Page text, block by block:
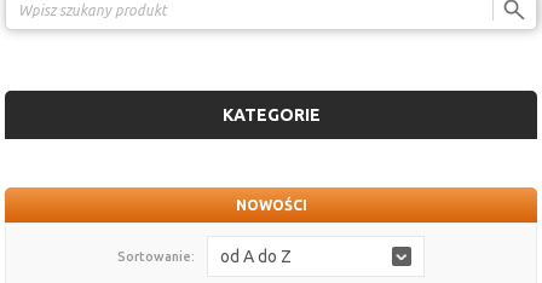
KATEGORIE
NOWOŚCI
Sortowanie: od A do Z